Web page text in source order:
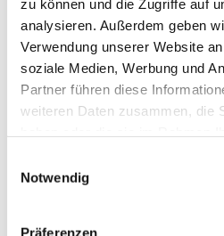
zu können und die Zugriffe auf
analysieren. Außerdem geben
Verwendung unserer Website
soziale Medien, Werbung und
Partner führen diese
weiteren Daten zusammen, die
Notwendig
Präferenzen
Dies könnte